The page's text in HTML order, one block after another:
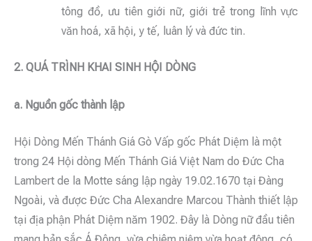
tông đồ, ưu tiên giới nữ, giới trẻ trong lĩnh vực
văn hoá, xã hội, y tế, luân lý và đức tin.
2. QUÁ TRÌNH KHAI SINH HỘI DÒNG
a. Nguồn gốc thành lập
Hội Dòng Mến Thánh Giá Gò Vấp gốc Phát Diệm là một
trong 24 Hội dòng Mến Thánh Giá Việt Nam do Đức Cha
Lambert de la Motte sáng lập ngày 19.02.1670 tại Đàng
Ngoài, và được Đức Cha Alexandre Marcou Thành thiết lập
tại địa phận Phát Diệm năm 1902. Đây là Dòng nữ đầu tiên